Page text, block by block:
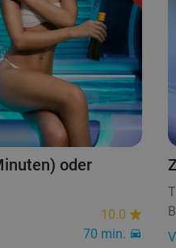
oder
10.0
70 min.